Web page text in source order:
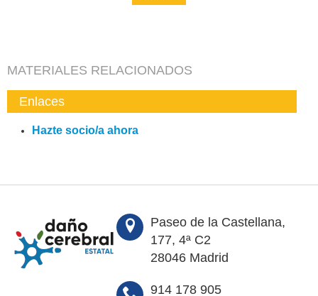
MATERIALES RELACIONADOS
Enlaces
Hazte socio/a ahora
Paseo de la Castellana,
177, 4ª C2
28046 Madrid
914 178 905